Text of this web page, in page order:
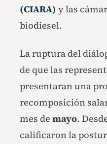
(CIARA) y las
biodiesel.
La ruptura del
de que las
presentaran una
recomposición
mes de mayo.
calificaron la